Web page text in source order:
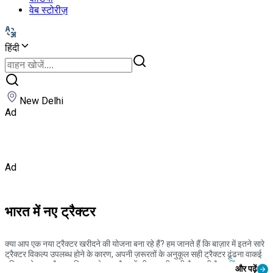
वेब स्टोरीज़
हिंदी
New Delhi
Ad
Ad
भारत में नए ट्रैक्टर
क्या आप एक नया ट्रैक्टर खरीदने की योजना बना रहे हैं? हम जानते हैं कि बाज़ार में इतने सारे
ट्रैक्टर विकल्प उपलब्ध होने के कारण, अपनी ज़रूरतों के अनुकूल सही ट्रैक्टर ढूंढना वाकई
मुश्किल हो जाता है। इसलिए, हमने नए ट्रैक्टरों की एक पूरी सूची तैयार की है।
महिंद्रा,
और पढ़ें